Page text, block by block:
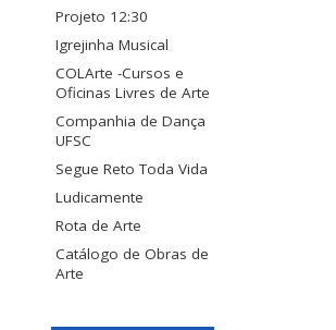
Projeto 12:30
Igrejinha Musical
COLArte -Cursos e
Oficinas Livres de Arte
Companhia de Dança
UFSC
Segue Reto Toda Vida
Ludicamente
Rota de Arte
Catálogo de Obras de
Arte